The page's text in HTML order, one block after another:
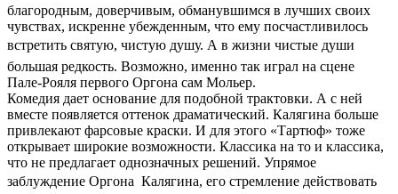
благородным, доверчивым, обманувшимся в лучших своих
чувствах, искренне убежденным, что ему посчастливилось
встретить святую, чистую душу. А в жизни чистые души 
большая редкость. Возможно, именно так играл на сцене
Пале-Рояля первого Оргона сам Мольер.
Комедия дает основание для подобной трактовки. А с ней
вместе появляется оттенок драматический. Калягина больше
привлекают фарсовые краски. И для этого «Тартюф» тоже
открывает широкие возможности. Классика на то и классика,
что не предлагает однозначных решений. Упрямое
заблуждение Оргона  Калягина, его стремление действовать